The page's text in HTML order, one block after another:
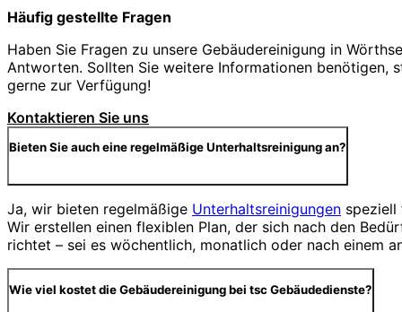
Häufig gestellte Fragen
Haben Sie Fragen zu unsere Gebäudereinigung in
Antworten. Sollten Sie weitere Informationen benötigen,
gerne zur Verfügung!
Kontaktieren Sie uns
Bieten Sie auch eine regelmäßige Unterhaltsreinigung an?
Ja, wir bieten regelmäßige Unterhaltsreinigungen speziell
Wir erstellen einen flexiblen Plan, der sich nach den
richtet – sei es wöchentlich, monatlich oder nach einem
Wie viel kostet die Gebäudereinigung bei tsc Gebäudedienste?